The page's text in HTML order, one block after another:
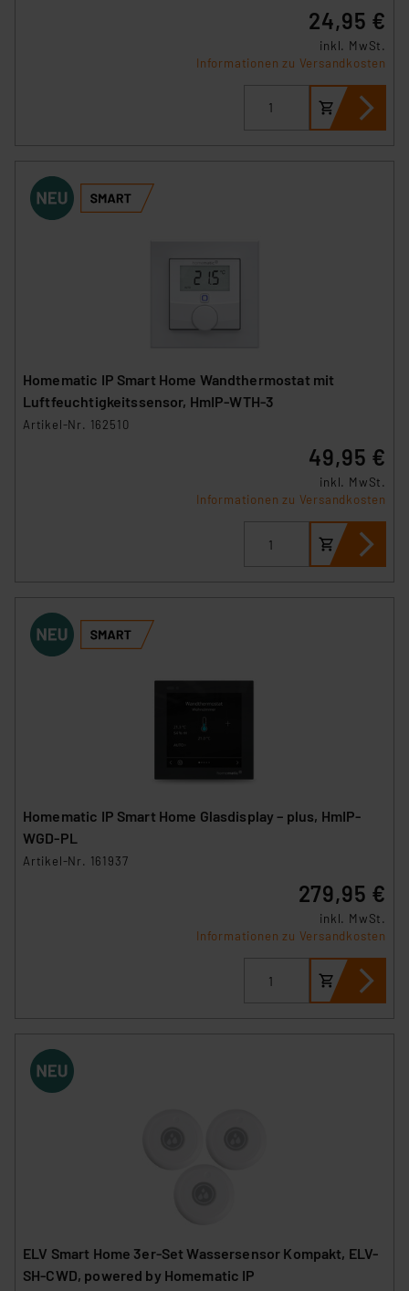
24,95 €
inkl. MwSt.
Informationen zu Versandkosten
Homematic IP Smart Home Wandthermostat mit
Luftfeuchtigkeitssensor, HmIP-WTH-3
Artikel-Nr. 162510
49,95 €
inkl. MwSt.
Informationen zu Versandkosten
Homematic IP Smart Home Glasdisplay – plus, HmIP-
WGD-PL
Artikel-Nr. 161937
279,95 €
inkl. MwSt.
Informationen zu Versandkosten
ELV Smart Home 3er-Set Wassersensor Kompakt, ELV-
SH-CWD, powered by Homematic IP